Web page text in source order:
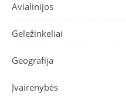
Avialinijos
Geležinkeliai
Geografija
Įvairenybės